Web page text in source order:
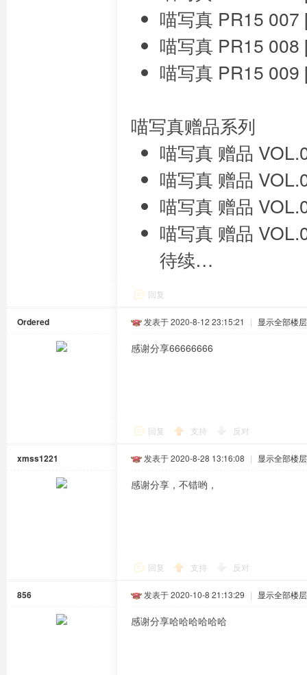
喵写真 PR15 007
喵写真 PR15 008
喵写真 PR15 009
喵写真赠品系列
喵写真 赠品
喵写真 赠品
喵写真 赠品
喵写真 赠品
待续…
回复
Ordered 发表于 2020-8-12 23:15:21 | 显示全部楼层
感谢分享66666666
回复 支持 反对
xmss1221 发表于 2020-8-28 13:16:08 | 显示全部楼层
感谢分享，不错哟，
回复 支持 反对
856 发表于 2020-10-8 21:13:29 | 显示全部楼层
感谢分享哈哈哈哈哈哈